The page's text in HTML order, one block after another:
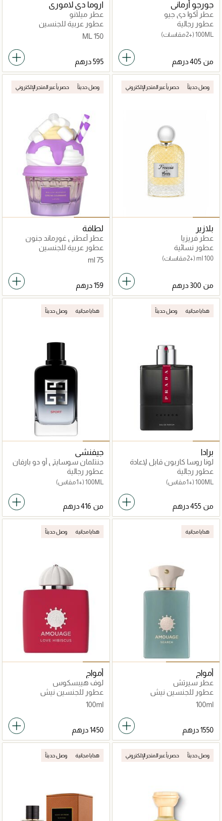
جورجو أرماني
عطر أكوا دي جيو
عطور رجالية
100ML (+2 مقاسات)
من
اروما دي لاموري
عطر ميلانو
عطور عربية للجنسين
150 ML
وصل حديثاً حصرياً عبر المتجر الإلكتروني
بلازير
عطر فريزيا
عطور نسائية
100 ml (+2 مقاسات)
من
وصل حديثاً حصرياً عبر المتجر الإلكتروني
لطافة
عطر أعطني غورماند جنون
المارشميلو
عطور عربية للجنسين
75 ml
هدايا مجانية وصل حديثاً
برادا
لونا روسا كاربون قابل لإعادة
التعبئة
عطور رجالية
100ML (+1 مقاس)
من
هدايا مجانية وصل حديثاً
جيفنشي
جنتلمان سوسايتي أو دو بارفان
سبورت
عطور رجالية
100ML (+1 مقاس)
من
هدايا مجانية
أمواج
عطر سيرتش
عطور للجنسين نيش
100ml
هدايا مجانية وصل حديثاً
أمواج
لوف هيبسكوس
عطور للجنسين نيش
100ml
وصل حديثاً حصرياً عبر المتجر الإلكتروني هدايا مجانية وصل حديثاً